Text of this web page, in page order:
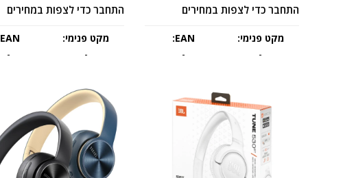
התחבר כדי לצפות במחירים
מקט פנימי:
-
EAN:
-
התחבר כדי לצפות במחירים
מקט פנימי:
-
EAN:
-